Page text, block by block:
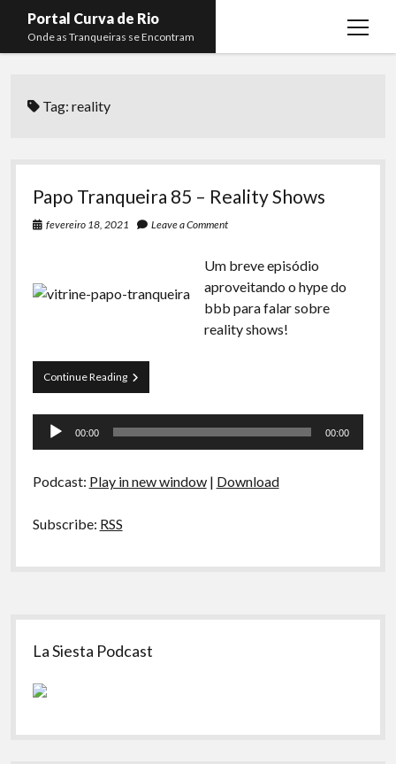
Portal Curva de Rio
Onde as Tranqueiras se Encontram
open
menu
Curva de Rio
Komos
Papo Tranqueira
Especiais
Membros
open
Tag:reality
Papo Tranqueira 85 – Reality Shows
fevereiro 18, 2021 Leave a Comment
Um breve episódio
aproveitando o hype do
bbb para falar sobre
reality shows!
Continue ReadingPapo
Tranqueira
Reality
Tocador
00:00 00:00
Podcast: Play in new window| Download
Subscribe: RSS
Sidebar
La Siesta Podcast